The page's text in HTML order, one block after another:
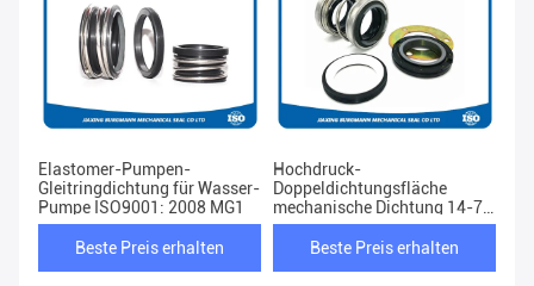
Elastomer-Pumpen-
Gleitringdichtung für Wasser-
Pumpe ISO9001: 2008 MG1
Beste Preis erhalten
Hochdruck-
Doppeldichtungsfläche
mechanische Dichtung 14-70
mm Größe 1,0 ∼ 1,7 MPa
Druck für optimale Leistung
Beste Preis erhalten